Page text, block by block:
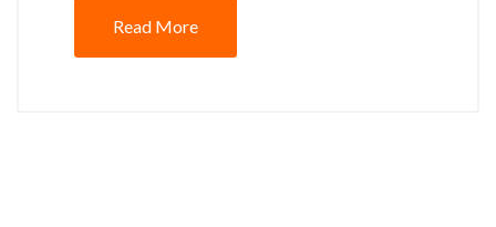
Read More